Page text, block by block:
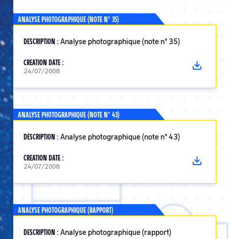
ANALYSE PHOTOGRAPHIQUE (NOTE N° 35)
DESCRIPTION : Analyse photographique (note n° 35)
CREATION DATE :
24/07/2008
ANALYSE PHOTOGRAPHIQUE (NOTE N° 43)
DESCRIPTION : Analyse photographique (note n° 43)
CREATION DATE :
24/07/2008
ANALYSE PHOTOGRAPHIQUE (RAPPORT)
DESCRIPTION : Analyse photographique (rapport)